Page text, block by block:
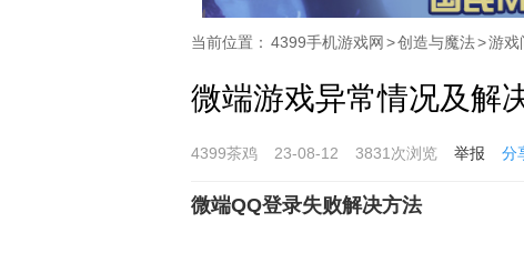
当前位置： 4399手机游戏网>创造与魔法>游戏
微端游戏异常情况及解
4399茶鸡 23-08-12 3831次浏览 举报 分
微端QQ登录失败解决方法